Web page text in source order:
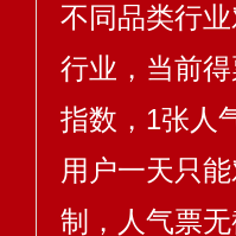
不同品类行
行业，当前
指数，1张人
用户一天只
制，人气票